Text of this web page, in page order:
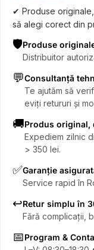
✔ Produse
să alegi corect din
🛡️Produse
Distribuitor
💬Consultanță
Te ajutăm să
eviți retururi și
🚚Produs original,
Expediem zilnic
> 350 lei.
✅Garanție
Service rapid în
↩️Retur simplu în
Fără complicații,
📅Program &